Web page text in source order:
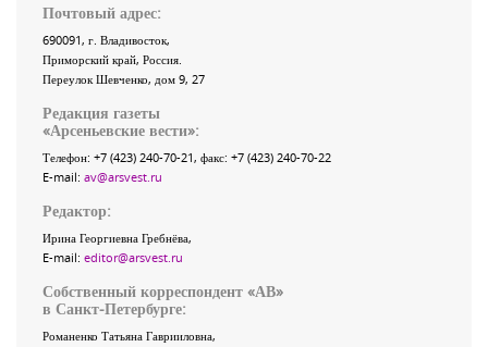
Почтовый адрес:
690091, г. Владивосток,
Приморский край, Россия
Переулок Шевченко, дом 9, 27
Редакция газеты
«Арсеньевские вести»:
Телефон: +7 (423) 240-70-21, факс: +7 (423) 240-70-22
E-mail: av@arsvest.ru
Редактор:
Ирина Георгиевна Гребнёва,
E-mail: editor@arsvest.ru
Собственный корреспондент «АВ»
в Санкт-Петербурге:
Романенко Татьяна Гаврииловна,